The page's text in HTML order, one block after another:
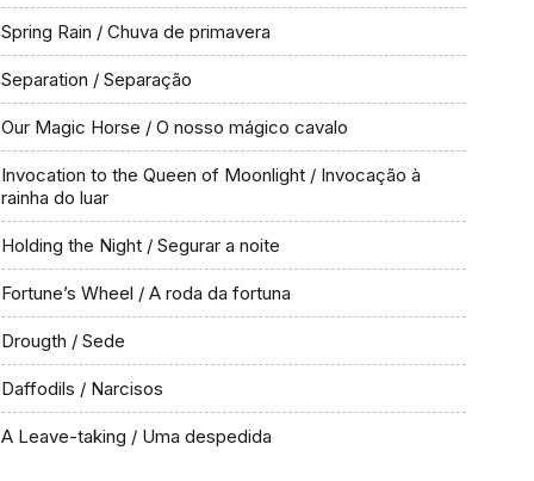
Spring Rain / Chuva de primavera
Separation / Separação
Our Magic Horse / O nosso mágico cavalo
Invocation to the Queen of Moonlight / Invocação à
rainha do luar
Holding the Night / Segurar a noite
Fortune’s Wheel / A roda da fortuna
Drougth / Sede
Daffodils / Narcisos
A Leave-taking / Uma despedida